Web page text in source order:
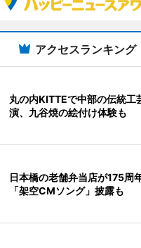
アクセスランキング
丸の内KITTEで中部の伝統
演、九谷焼の絵付け体験も
日本橋の老舗弁当店が175
「架空CMソング」披露も